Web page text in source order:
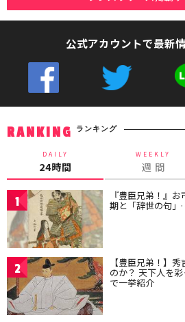
公式アカウントで最新
RANKING ランキング
DAILY
24時間
WEEKLY
週 間
1 『豊臣兄弟！』
期と「辞世の句
2 【豊臣兄弟！】
のか？ 天下人を
で一挙紹介